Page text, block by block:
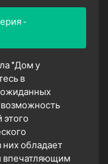
-
"Дом у
в
этого
них обладает
впечатляющим